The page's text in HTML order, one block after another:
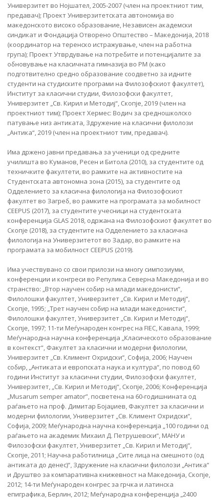
Универзитет во Нојшател, 2005-2007 (член на проектниот тим,
предавач); Проект Универзитетската автономија во
македонското високо образование, Независен академски
синдикат и Фондација Отворено Општество – Македонија, 2018
(координатор на теренско истражување, член на работна
група); Проект Утврдување на потребите и потенцијалите за
обновување на класичната гимназија во РМ (како
подготвително средно образование соодветно за идните
студенти на студиските програми на Филозофскиот факултет),
Институт за класични студии, Филозофски факултет,
Универзитет „Св. Кирил и Методиј“, Скопје, 2019 (член на
проектниот тим); Проект Хермес: Водич за средношколско
патување низ антиката, Здружение на класични филолози
„Антика“, 2019 (член на проектниот тим, предавач).
Има држено јавни предавања за ученици од средните
училишта во Куманов, Ресен и Битола (2010), за студентите од
техничките факултети, во рамките на активностите на
Студентската автономна зона (2015), за студентите од
Одделението за класична филологија на Филозофскиот
факултет во Загреб, во рамките на програмата за мобилност
CEEPUS (2017), за студентите учесници на студентската
конференција GLAS 2018, одржана на Филозофскиот факултет во
Скопје (2018), за студентите на Одделението за класична
филологија на Универзитетот во Задар, во рамките на
програмата за мобилност CEEPUS (2019).
Има учествувано со свои прилози на многу симпозиуми,
конференции и конгреси во Репулика Северна Македонија и во
странство: „Втор научен собир на млади македонисти“,
Филолошки факултет, Универзитет „Св. Кирил и Методиј“,
Скопје, 1995; „Трет научен собир на млади македонисти“,
Филолошки факултет, Универзитет „Св. Кирил и Методиј“,
Скопје, 1997; 11-ти Меѓународен конгрес на FIEC, Кавала, 1999;
Меѓународна научна конференција „Класическото образование
в контекст“, Факултет за класични и модерни филологии,
Универзитет „Св. Климент Охридски“, Софија, 2006; Научен
собир, „Антиката и европската наука и култура“, по повод 60
години Институт за класични студии, Филозофски факултет,
Универзитет, „Св. Кирил и Методиј“, Скопје, 2006; Конференција
„Musarum semper amator”, посветена на 60-годишнината од
раѓањето на проф. Димитар Бојаџиев, Факултет за класични и
модерни филологии, Универзитет „Св. Климент Охридски“,
Софија, 2009; Меѓународна научна конференција „100 години од
раѓањето на академик Михаил Д. Петрушевски“, МАНУ и
Филозофски факултет, Универзитет „Св. Кирил и Методиј“,
Скопје, 2011; Научна работилница „Сите лица на смешното (од
антикатa до денес)“, Здружение на класични филолози „Антика“
и Друштво за компаративна книжевност на Македонија, Скопје,
2012; 14-ти Меѓународен конгрес за грчка и латинска
епиграфика, Берлин, 2012; Меѓународна конференција „2400